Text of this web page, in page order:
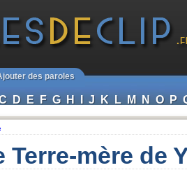
des paroles
D E F G H I J K L M N O P
Terre-mère de